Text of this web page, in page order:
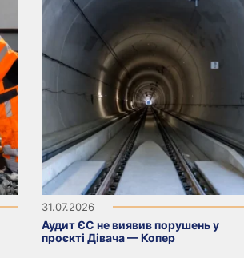
31.07.2026
Аудит ЄС не виявив порушень у
проєкті Дівача — Копер